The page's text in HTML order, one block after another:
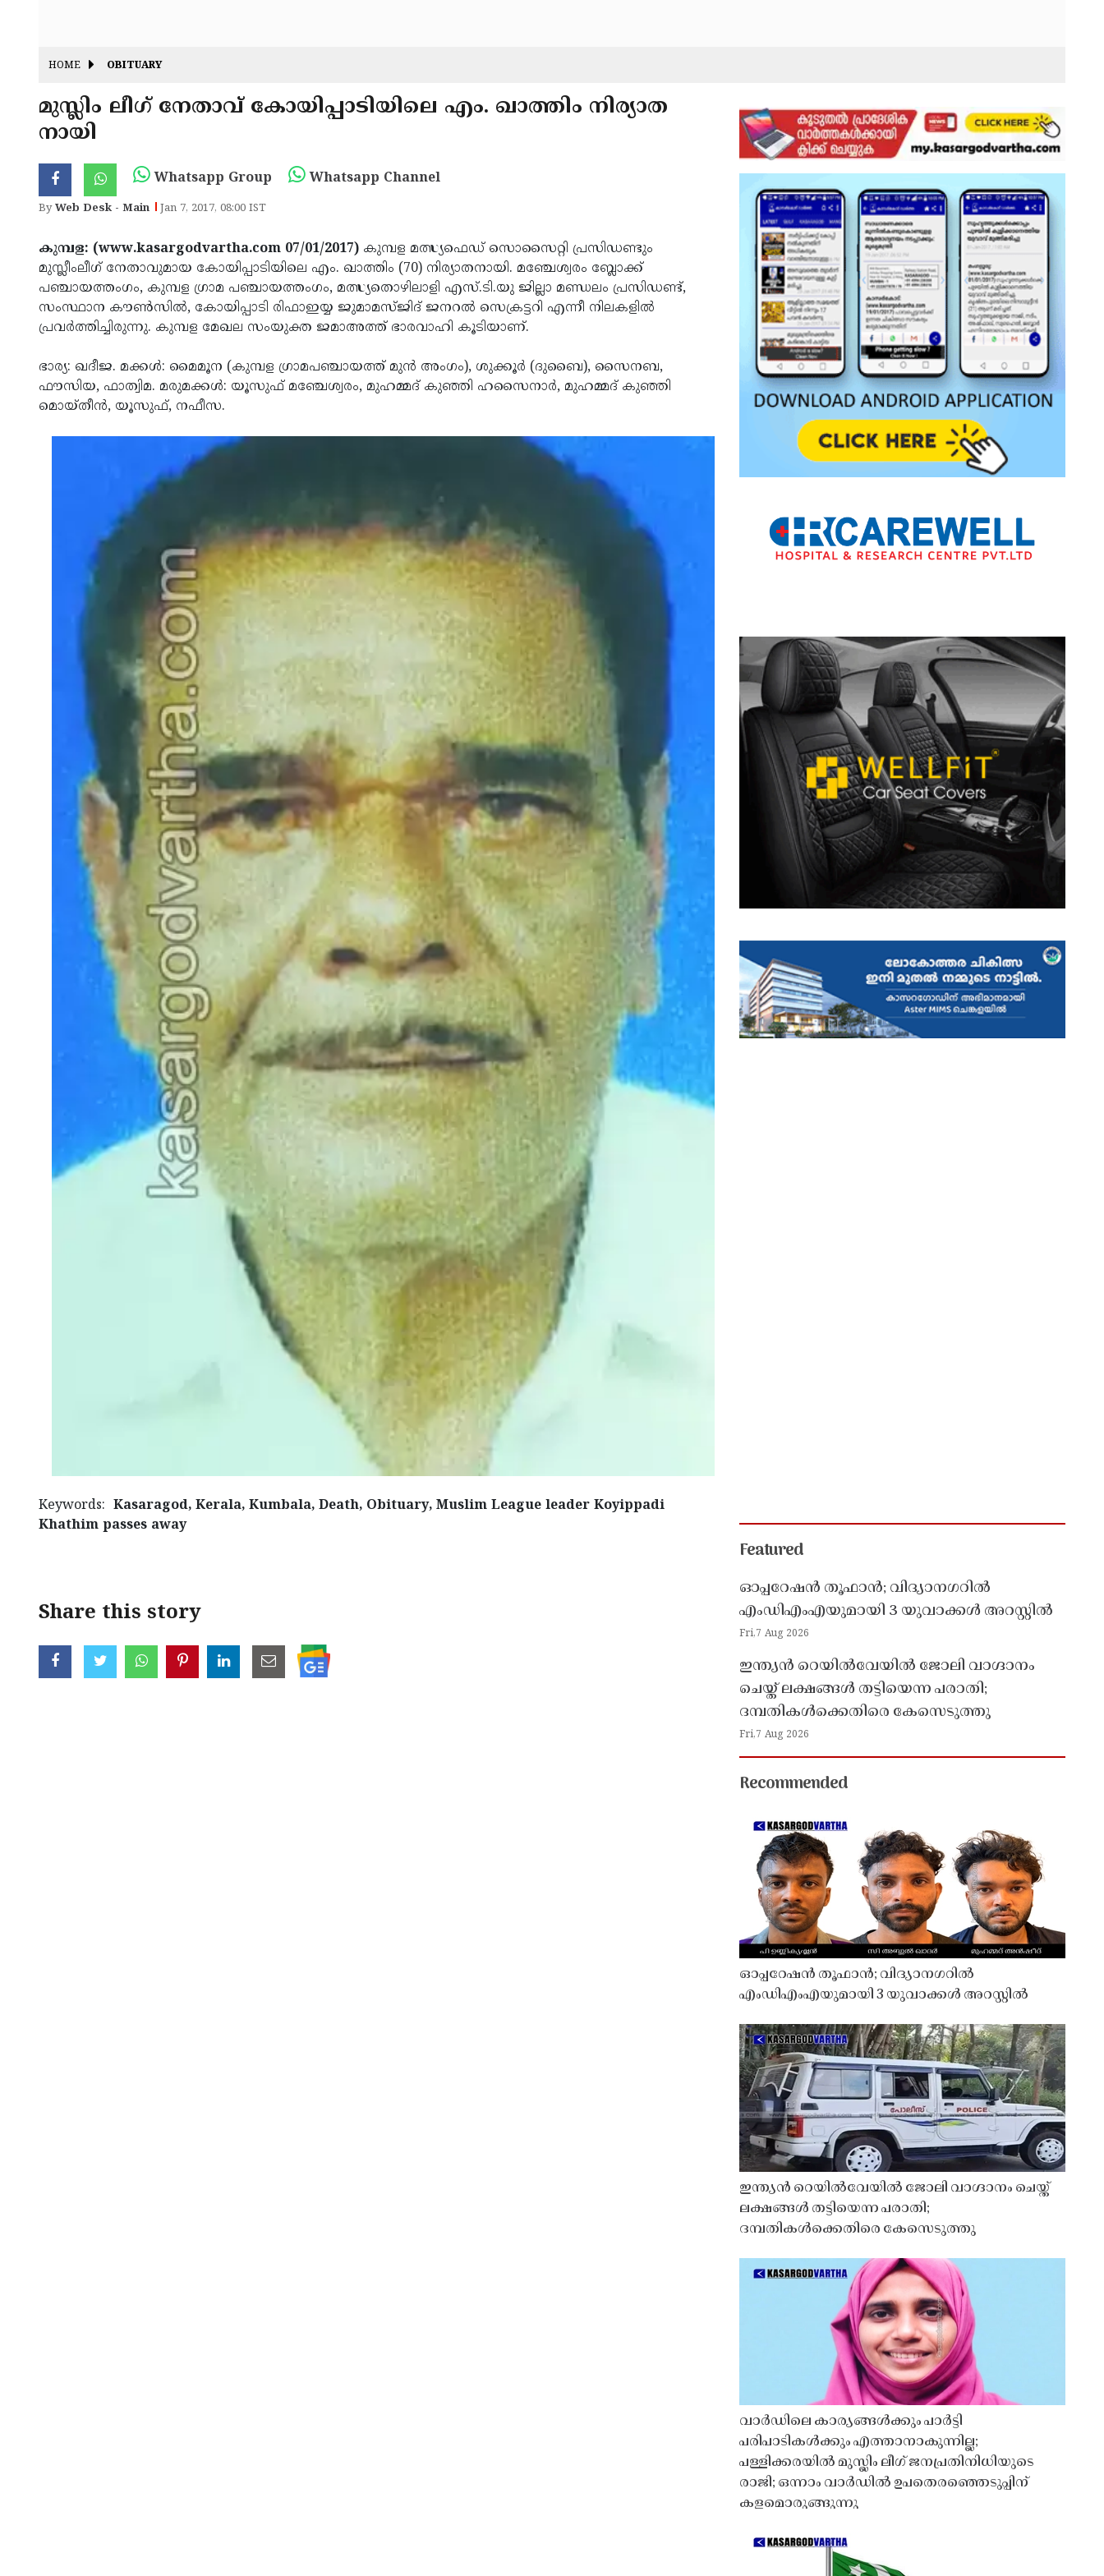
HOME OBITUARY
മുസ്ലിം ലീഗ് നേതാവ് കോയിപ്പാടിയിലെ എം. ഖാത്തിം നിര്യാത
നായി
Whatsapp Group Whatsapp Channel
ByWeb Desk - Main Jan 7, 2017, 08:00 IST
കുമ്പള: (www.kasargodvartha.com 07/01/2017) കുമ്പള മത്സ്യഫെഡ് സൊസൈറ്റി പ്രസിഡണ്ടും
മുസ്ലീംലീഗ് നേതാവുമായ കോയിപ്പാടിയിലെ എം. ഖാത്തിം (70) നിര്യാതനായി. മഞ്ചേശ്വരം ബ്ലോക്ക്
പഞ്ചായത്തംഗം, കുമ്പള ഗ്രാമ പഞ്ചായത്തംഗം, മത്സ്യതൊഴിലാളി എസ്.ടി.യു ജില്ലാ മണ്ഡലം പ്രസിഡണ്ട്,
സംസ്ഥാന കൗണ്‍സില്‍, കോയിപ്പാടി രിഫാഇയ്യ ജുമാമസ്ജിദ് ജനറല്‍ സെക്രട്ടറി എന്നീ നിലകളില്‍
പ്രവര്‍ത്തിച്ചിരുന്നു. കുമ്പള മേഖല സംയുക്ത ജമാഅത്ത് ഭാരവാഹി കൂടിയാണ്.
ഭാര്യ: ഖദീജ. മക്കള്‍: മൈമൂന (കുമ്പള ഗ്രാമപഞ്ചായത്ത് മുന്‍ അംഗം), ശുക്കൂര്‍ (ദുബൈ), സൈനബ,
ഫൗസിയ, ഫാത്വിമ. മരുമക്കള്‍: യൂസുഫ് മഞ്ചേശ്വരം, മുഹമ്മദ് കുഞ്ഞി ഹസൈനാര്‍, മുഹമ്മദ് കുഞ്ഞി
മൊയ്തീന്‍, യൂസുഫ്, നഫീസ.
Keywords: Kasaragod, Kerala, Kumbala, Death, Obituary, Muslim League leader Koyippadi
Khathim passes away
Share this story
Featured
ഓപ്പറേഷൻ തൂഫാൻ; വിദ്യാനഗറിൽ
എംഡിഎംഎയുമായി 3 യുവാക്കൾ അറസ്റ്റിൽ
Fri,7 Aug 2026
ഇന്ത്യൻ റെയിൽവേയിൽ ജോലി വാഗ്ദാനം
ചെയ്ത് ലക്ഷങ്ങൾ തട്ടിയെന്ന പരാതി;
ദമ്പതികൾക്കെതിരെ കേസെടുത്തു
Fri,7 Aug 2026
Recommended
ഓപ്പറേഷൻ തൂഫാൻ; വിദ്യാനഗറിൽ
എംഡിഎംഎയുമായി 3 യുവാക്കൾ അറസ്റ്റിൽ
ഇന്ത്യൻ റെയിൽവേയിൽ ജോലി വാഗ്ദാനം ചെയ്ത്
ലക്ഷങ്ങൾ തട്ടിയെന്ന പരാതി;
ദമ്പതികൾക്കെതിരെ കേസെടുത്തു
വാർഡിലെ കാര്യങ്ങൾക്കും പാർട്ടി
പരിപാടികൾക്കും എത്താനാകുന്നില്ല;
പള്ളിക്കരയിൽ മുസ്ലിം ലീഗ് ജനപ്രതിനിധിയുടെ
രാജി; ഒന്നാം വാർഡിൽ ഉപതെരഞ്ഞെടുപ്പിന്
കളമൊരുങ്ങുന്നു